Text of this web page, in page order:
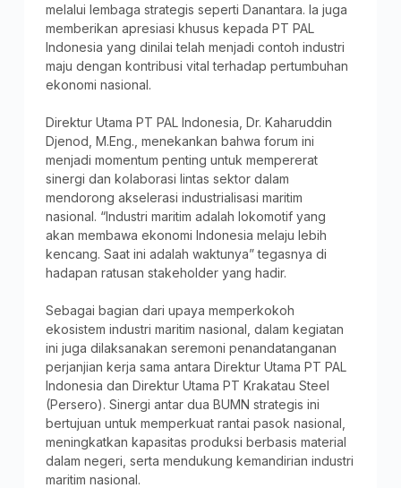
melalui lembaga strategis seperti Danantara. Ia juga
memberikan apresiasi khusus kepada PT PAL
Indonesia yang dinilai telah menjadi contoh industri
maju dengan kontribusi vital terhadap pertumbuhan
ekonomi nasional.
Direktur Utama PT PAL Indonesia, Dr. Kaharuddin
Djenod, M.Eng., menekankan bahwa forum ini
menjadi momentum penting untuk mempererat
sinergi dan kolaborasi lintas sektor dalam
mendorong akselerasi industrialisasi maritim
nasional. “Industri maritim adalah lokomotif yang
akan membawa ekonomi Indonesia melaju lebih
kencang. Saat ini adalah waktunya” tegasnya di
hadapan ratusan stakeholder yang hadir.
Sebagai bagian dari upaya memperkokoh
ekosistem industri maritim nasional, dalam kegiatan
ini juga dilaksanakan seremoni penandatanganan
perjanjian kerja sama antara Direktur Utama PT PAL
Indonesia dan Direktur Utama PT Krakatau Steel
(Persero). Sinergi antar dua BUMN strategis ini
bertujuan untuk memperkuat rantai pasok nasional,
meningkatkan kapasitas produksi berbasis material
dalam negeri, serta mendukung kemandirian industri
maritim nasional.